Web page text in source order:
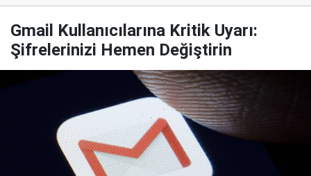
Gmail Kullanıcılarına Kritik Uyarı:
Şifrelerinizi Hemen Değiştirin